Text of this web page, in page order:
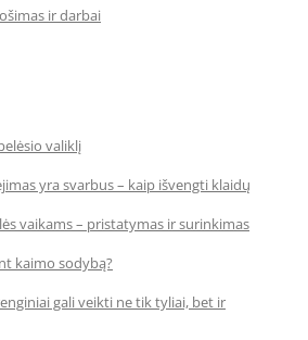
ir darbai
valiklį
yra svarbus – kaip išvengti klaidų
vaikams – pristatymas ir surinkimas
kaimo sodybą?
gali veikti ne tik tyliai, bet ir